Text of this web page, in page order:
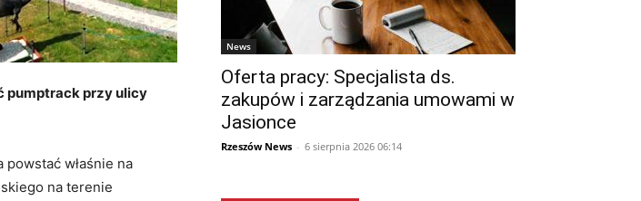
pumptrack przy ulicy
powstać właśnie na
na terenie
News
Oferta pracy: Specjalista ds.
zakupów i zarządzania umowami w
Jasionce
Rzeszów News - 6 sierpnia 2026 06:14